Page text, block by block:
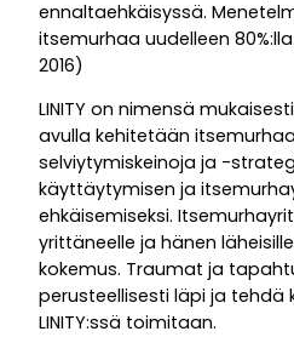
ennaltaehkäisyssä.
itsemurhaa uudelleen
2016)
LINITY on nimensä
avulla kehitetään
selviytymiskeinoja ja -
käyttäytymisen ja
ehkäisemiseksi.
yrittäneelle ja hänen
kokemus. Traumat ja
perusteellisesti läpi ja tehdä
LINITY:ssä toimitaan.